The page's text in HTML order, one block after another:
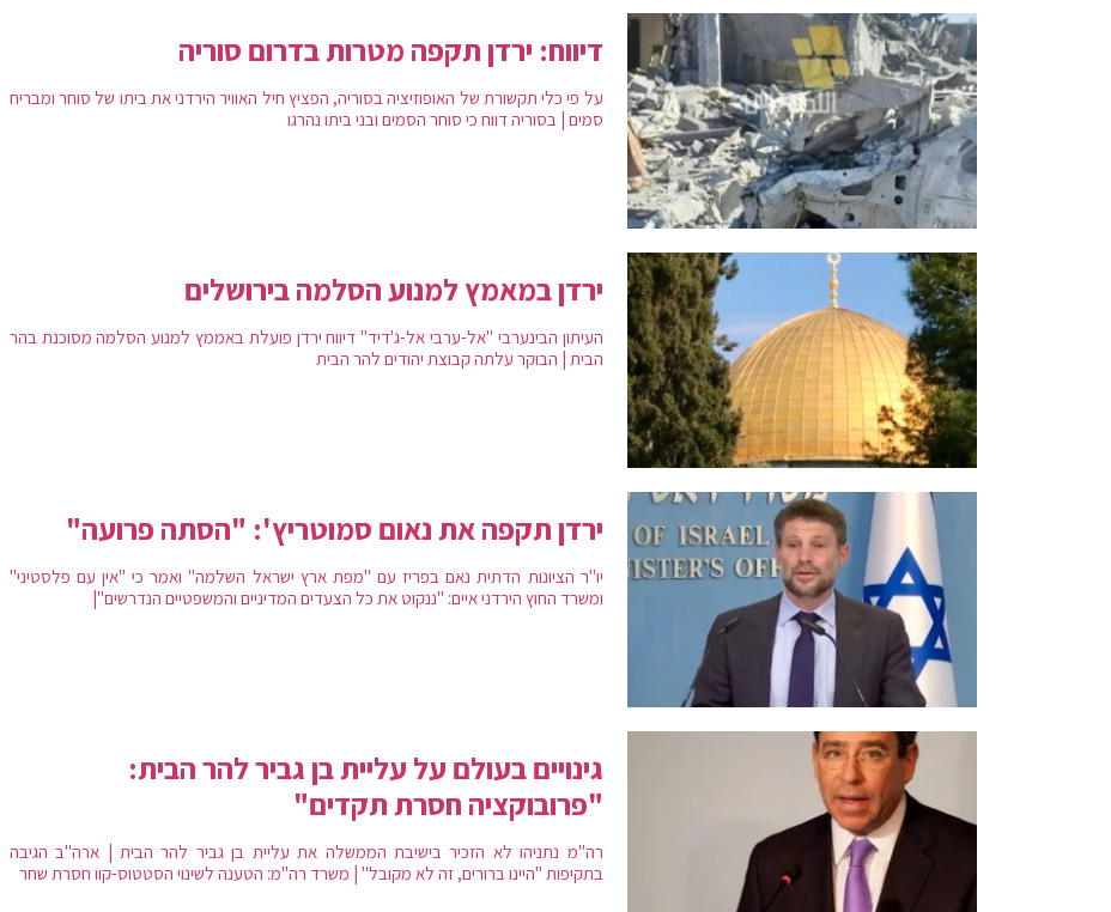
דיווח: ירדן תקפה מטרות בדרום סוריה
על פי כלי תקשורת של האופוזיציה בסוריה, הפציץ חיל האוויר הירדני את ביתו של סוחר ומבריח
סמים | בסוריה דווח כי סוחר הסמים ובני ביתו נהרגו
ירדן במאמץ למנוע הסלמה בירושלים
העיתון הבינערבי "אל-ערבי אל-ג'דיד" דיווח ירדן פועלת באממץ למנוע הסלמה מסוכנת בהר
הבית | הבוקר עלתה קבוצת יהודים להר הבית
ירדן תקפה את נאום סמוטריץ': "הסתה פרועה"
יו"ר הציונות הדתית נאם בפריז עם "מפת ארץ ישראל השלמה" ואמר כי "אין עם פלסטיני"
ומשרד החוץ הירדני איים: "ננקוט את כל הצעדים המדיניים והמשפטיים הנדרשים"|
גינויים בעולם על עליית בן גביר להר הבית:
"פרובוקציה חסרת תקדים"
רה"מ נתניהו לא הזכיר בישיבת הממשלה את עליית בן גביר להר הבית | ארה"ב הגיבה
בתקיפות "היינו ברורים, זה לא מקובל" | משרד רה"מ: הטענה לשינוי הסטטוס-קוו חסרת שחר